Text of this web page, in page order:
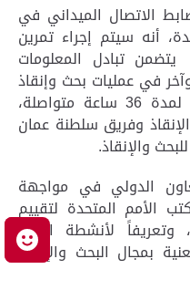
الاتصال الميداني في
أنه سيتم إجراء تمرين
تبادل المعلومات
في عمليات بحث وإنقاذ
واقعية عن مصابين ومفقودين لمدة 36 ساعة متواصلة،
وفريق سلطنة عمان
والإنقاذ.
الدولي في مواجهة
الأمم المتحدة لتقييم
وتعريفاً لأنشطة الدول
بمجال البحث والإنقاذ